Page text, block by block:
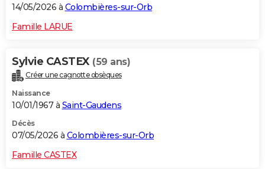
14/05/2026 à Colombières-sur-Orb
Famille LARUE
Sylvie CASTEX (59 ans)
Créer une cagnotte obsèques
Naissance
10/01/1967 à Saint-Gaudens
Décès
07/05/2026 à Colombières-sur-Orb
Famille CASTEX